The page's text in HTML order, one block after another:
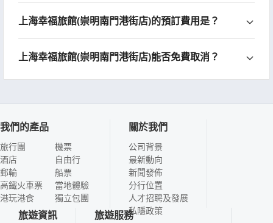
上海幸福旅館(崇明南門港街店)的預訂費用是？
上海幸福旅館(崇明南門港街店)能否免費取消？
我們的產品
旅行團
酒店
郵輪
高鐵火車票
港玩港食
機票
自由行
船票
當地體驗
獨立包團
關於我們
公司背景
最新動向
新聞發佈
分行位置
人才招聘及發展
私隱政策
旅遊資訊 旅遊服務